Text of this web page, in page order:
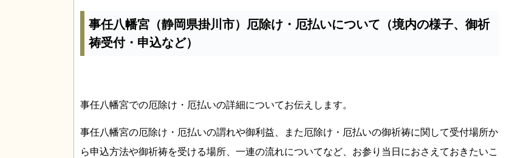
事任八幡宮（静岡県掛川市）厄除け・厄払いについて（境内の様子、御祈
祷受付・申込など）
事任八幡宮での厄除け・厄払いの詳細についてお伝えします。
事任八幡宮の厄除け・厄払いの謂れや御利益、また厄除け・厄払いの御祈祷に関して受付場所か
ら申込方法や御祈祷を受ける場所、一連の流れについてなど、お参り当日におさえておきたいこ